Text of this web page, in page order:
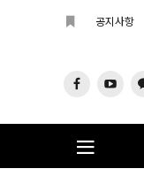
공지사항